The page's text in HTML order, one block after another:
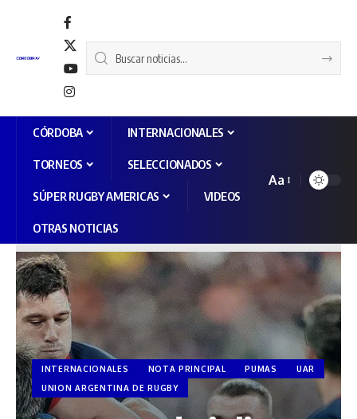
CÓRDOBA INTERNACIONALES
TORNEOS SELECCIONADOS
SÚPER RUGBY AMERICAS VIDEOS
OTRAS NOTICIAS
Aa
INTERNACIONALES NOTA PRINCIPAL PUMAS
UAR
UNION ARGENTINA DE RUGBY